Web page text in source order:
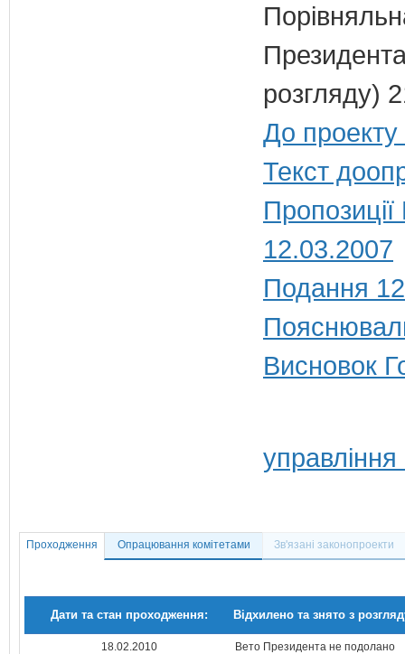
розгляду)
До проекту
Текст
12.03.2007
Подання
Висновок
Проходження Опрацювання комітетами Зв'язані законопроекти
Дати та стан проходження: Відхилено та знято з
18.02.2010
Вето Президента не подолано